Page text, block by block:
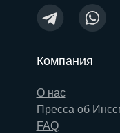
Компания
О нас
Пресса об
FAQ